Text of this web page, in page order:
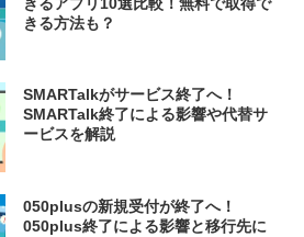
きるアプリ10選比較！無料で取得で
きる方法も？
SMARTalkがサービス終了へ！
SMARTalk終了による影響や代替サ
ービスを解説
050plusの新規受付が終了へ！
050plus終了による影響と移行先に